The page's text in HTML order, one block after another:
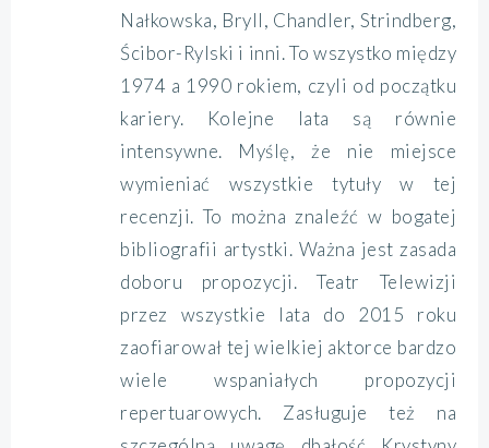
Nałkowska, Bryll, Chandler, Strindberg,
Ścibor-Rylski i inni. To wszystko między
1974 a 1990 rokiem, czyli od początku
kariery. Kolejne lata są równie
intensywne. Myślę, że nie miejsce
wymieniać wszystkie tytuły w tej
recenzji. To można znaleźć w bogatej
bibliografii artystki. Ważna jest zasada
doboru propozycji. Teatr Telewizji
przez wszystkie lata do 2015 roku
zaofiarował tej wielkiej aktorce bardzo
wiele wspaniałych propozycji
repertuarowych. Zasługuje też na